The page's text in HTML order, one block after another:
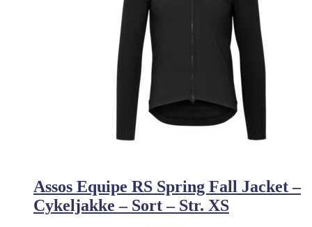
Assos Equipe RS Spring Fall Jacket –
Cykeljakke – Sort – Str. XS